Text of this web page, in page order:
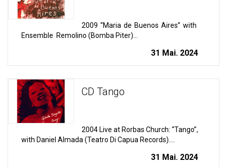
2009 “Maria de Buenos Aires” with
Ensemble Remolino (Bomba Piter)...
31 Mai. 2024
CD Tango
2004 Live at Rorbas Church: “Tango”,
with Daniel Almada (Teatro Di Capua Records)....
31 Mai. 2024